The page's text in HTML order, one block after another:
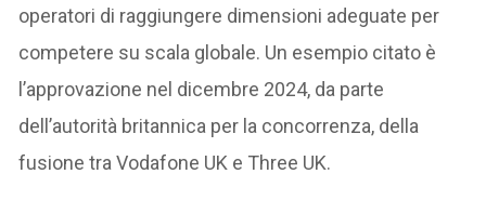
operatori di raggiungere dimensioni adeguate per
competere su scala globale. Un esempio citato è
l’approvazione nel dicembre 2024, da parte
dell’autorità britannica per la concorrenza, della
fusione tra Vodafone UK e Three UK. ​